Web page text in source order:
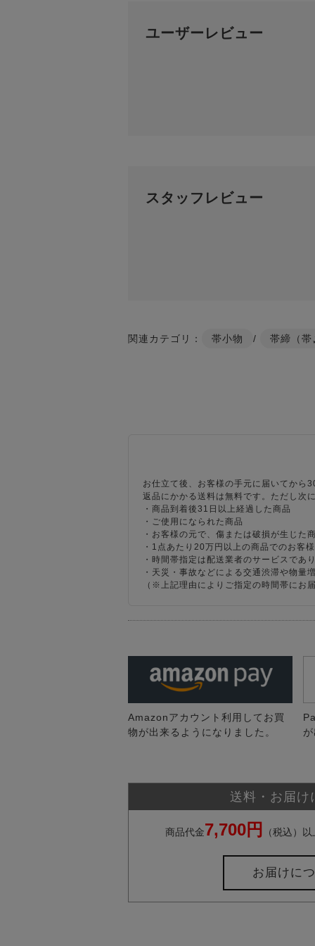
ユーザーレビュー
スタッフレビュー
関連カテゴリ： 帯小物 / 帯締（帯
お仕立て後、お客様の手元に届いてから
返品にかかる送料は無料です。ただし次
・商品到着後31日以上経過した商品
・ご使用になられた商品
・お客様の元で、傷または破損が生じた
・1点あたり20万円以上の商品でのお客
・時間帯指定は配送業者のサービスで
・天災・事故などによる交通渋滞や物
（※上記理由によりご指定の時間帯にお
Amazonアカウント利用してお買
物が出来るようになりました。
送料・お届け
商品代金7,700円 （税込）
お届けに